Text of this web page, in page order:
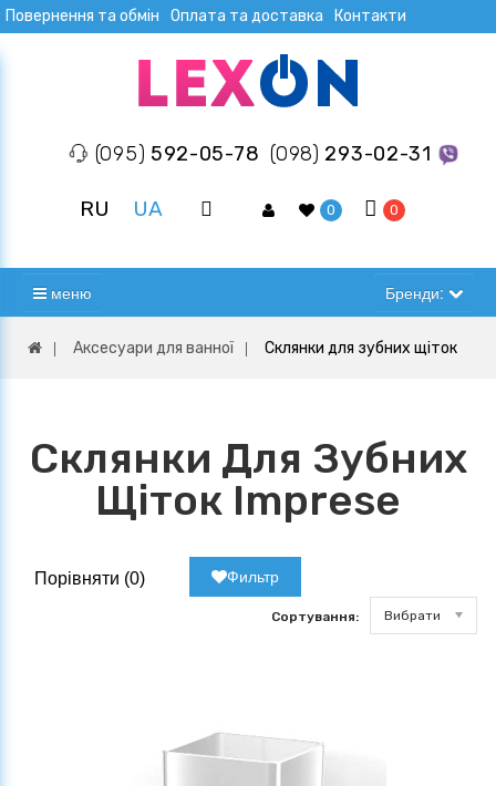
Повернення та обмін Оплата та доставка Контакти
(095) 592-05-78 (098) 293-02-31
RU UA 0 0
меню Бренди:
Аксесуари для ванної Склянки для зубних щіток
Склянки Для Зубних
Щіток Imprese
Порівняти (0) Фильтр
Сортування: Вибрати